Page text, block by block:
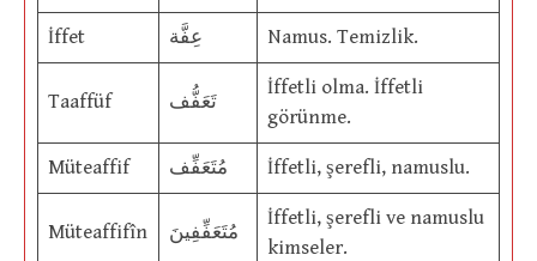
İffet عِفَّة Namus. Temizlik.
Taaffüf تَعَفُّف
İffetli olma. İffetli
görünme.
Müteaffif مُتَعَفِّف İffetli, şerefli, namuslu.
Müteaffifîn مُتَعَفِّفِينَ
İffetli, şerefli ve namuslu
kimseler.